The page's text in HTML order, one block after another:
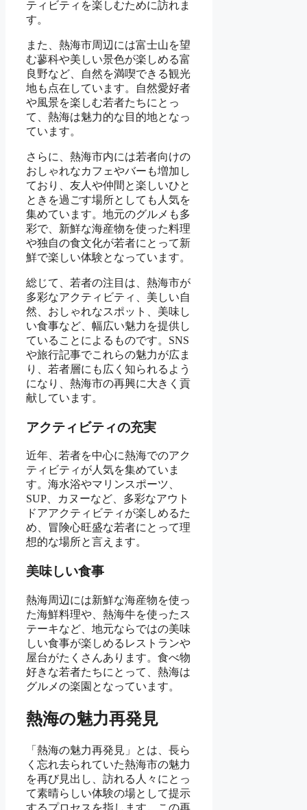
ティビティを楽しむために訪れま
す。
また、熱海市周辺には富士山を望
む蓼科や美しい景色が楽しめる富
良野など、自然を満喫できる観光
地も点在しています。自然愛好者
や風景を楽しむ若者たちにとっ
て、熱海は魅力的な目的地となっ
ています。
さらに、熱海市内には若者向けの
おしゃれなカフェやバーも増加し
ており、友人や仲間と楽しいひと
ときを過ごす場所としても人気を
集めています。地元のグルメも多
彩で、新鮮な海産物を使った料理
や独自の食文化が若者にとって新
鮮で楽しい体験となっています。
総じて、若者の注目は、熱海市が
多彩なアクティビティ、美しい自
然、おしゃれなスポット、美味し
い食事など、幅広い魅力を提供し
ていることによるものです。SNS
や旅行記事でこれらの魅力が広ま
り、若者層にも広く知られるよう
になり、熱海市の再興に大きく貢
献しています。
アクティビティの充実
近年、若者を中心に熱海でのアク
ティビティが人気を集めていま
す。海水浴やマリンスポーツ、
SUP、カヌーなど、多彩なアウト
ドアアクティビティが楽しめるた
め、冒険心旺盛な若者にとって理
想的な場所と言えます。
美味しい食事
熱海周辺には新鮮な海産物を使っ
た海鮮料理や、熱海牛を使ったス
テーキなど、地元ならではの美味
しい食事が楽しめるレストランや
屋台がたくさんあります。食べ物
好きな若者たちにとって、熱海は
グルメの楽園となっています。
熱海の魅力再発見
「熱海の魅力再発見」とは、長ら
く忘れ去られていた熱海市の魅力
を再び見出し、訪れる人々にとっ
て素晴らしい体験の場として提示
するプロセスを指します。この再